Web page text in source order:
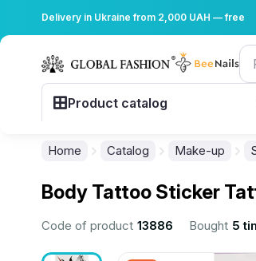
Delivery in Ukraine from 2,000 UAH — free
Product catalog
Home Catalog Make-up
Body Tattoo Sticker
Code of product 13886 Bought 5